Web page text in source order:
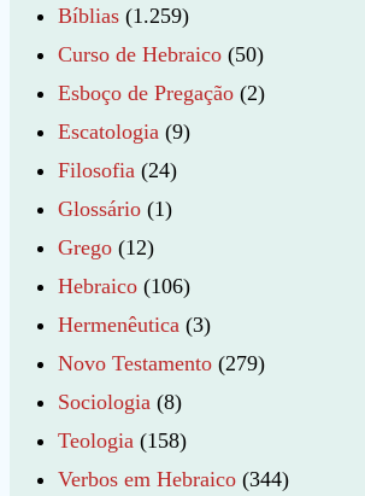
Bíblias (1.259)
Curso de Hebraico (50)
Esboço de Pregação (2)
Escatologia (9)
Filosofia (24)
Glossário (1)
Grego (12)
Hebraico (106)
Hermenêutica (3)
Novo Testamento (279)
Sociologia (8)
Teologia (158)
Verbos em Hebraico (344)